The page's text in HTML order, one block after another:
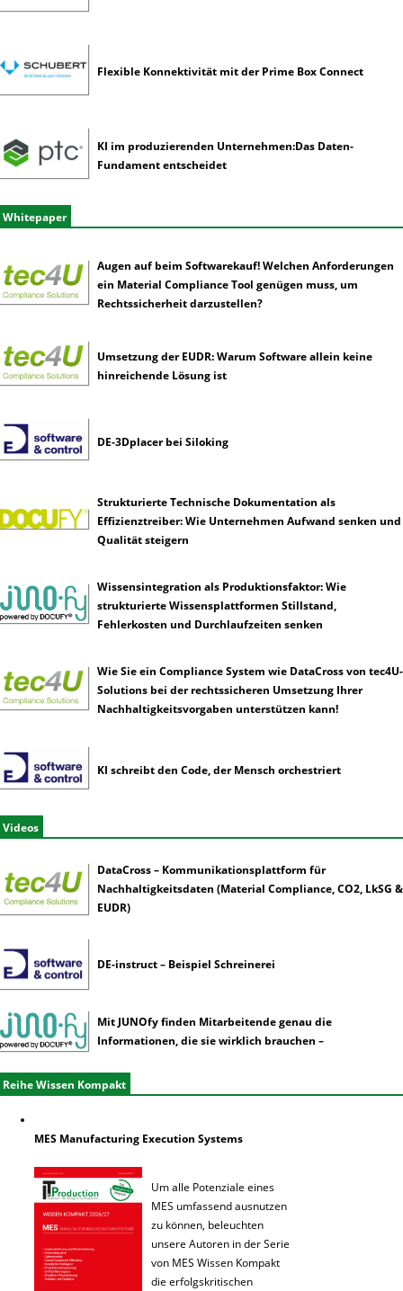
Flexible Konnektivität mit der Prime Box Connect
KI im produzierenden Unternehmen:Das Daten-
Fundament entscheidet
Whitepaper
Augen auf beim Softwarekauf! Welchen Anforderungen
ein Material Compliance Tool genügen muss, um
Rechtssicherheit darzustellen?
Umsetzung der EUDR: Warum Software allein keine
hinreichende Lösung ist
DE-3Dplacer bei Siloking
Strukturierte Technische Dokumentation als
Effizienztreiber: Wie Unternehmen Aufwand senken und
Qualität steigern
Wissensintegration als Produktionsfaktor: Wie
strukturierte Wissensplattformen Stillstand,
Fehlerkosten und Durchlaufzeiten senken
Wie Sie ein Compliance System wie DataCross von tec4U-
Solutions bei der rechtssicheren Umsetzung Ihrer
Nachhaltigkeitsvorgaben unterstützen kann!
KI schreibt den Code, der Mensch orchestriert
Videos
DataCross – Kommunikationsplattform für
Nachhaltigkeitsdaten (Material Compliance, CO2, LkSG &
EUDR)
DE-instruct – Beispiel Schreinerei
Mit JUNOfy finden Mitarbeitende genau die
Informationen, die sie wirklich brauchen –
Reihe Wissen Kompakt
MES Manufacturing Execution Systems
Um alle Potenziale eines
MES umfassend ausnutzen
zu können, beleuchten
unsere Autoren in der Serie
von MES Wissen Kompakt
die erfolgskritischen